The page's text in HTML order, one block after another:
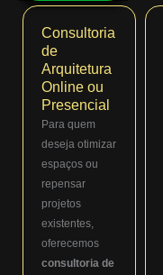
Consultoria
de
Arquitetura
Online ou
Presencial
Para quem
deseja otimizar
espaços ou
repensar
projetos
existentes,
oferecemos
consultoria de